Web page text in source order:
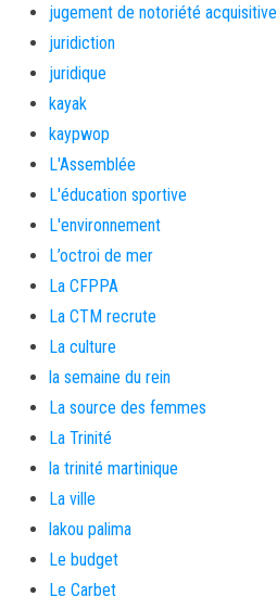
jugement de notoriété acquisitive
juridiction
juridique
kayak
kaypwop
L'Assemblée
L'éducation sportive
L'environnement
L’octroi de mer
La CFPPA
La CTM recrute
La culture
la semaine du rein
La source des femmes
La Trinité
la trinité martinique
La ville
lakou palima
Le budget
Le Carbet